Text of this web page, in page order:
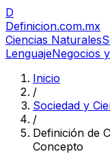
D
Definicion.com.mx
Ciencias Naturales
LenguajeNegocios
Inicio
/
Sociedad y
/
Definición de
Concepto